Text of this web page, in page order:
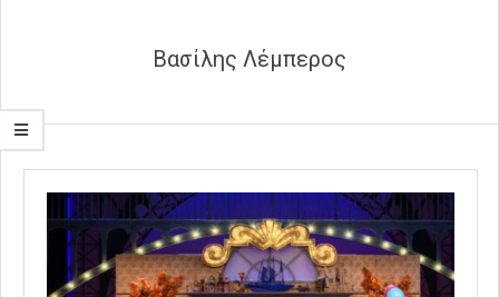
Βασίλης Λέμπερος